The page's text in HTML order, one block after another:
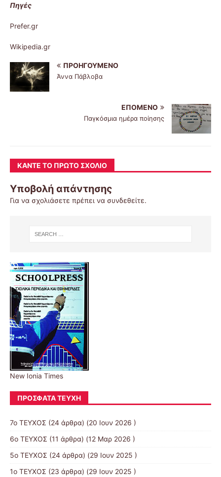
Πηγές
Prefer.gr
Wikipedia.gr
ΠΡΟΗΓΟΎΜΕΝΟ
Άννα Πάβλοβα
ΕΠΌΜΕΝΟ
Παγκόσμια ημέρα ποίησης
ΚΆΝΤΕ ΤΟ ΠΡΏΤΟ ΣΧΌΛΙΟ
Υποβολή απάντησης
Για να σχολιάσετε πρέπει να συνδεθείτε.
New Ionia Times
ΠΡΌΣΦΑΤΑ ΤΕΎΧΗ
7ο ΤΕΥΧΟΣ (24 άρθρα) (20 Ιουν 2026 )
6ο ΤΕΥΧΟΣ (11 άρθρα) (12 Μαρ 2026 )
5ο ΤΕΥΧΟΣ (24 άρθρα) (29 Ιουν 2025 )
1ο ΤΕΥΧΟΣ (23 άρθρα) (29 Ιουν 2025 )